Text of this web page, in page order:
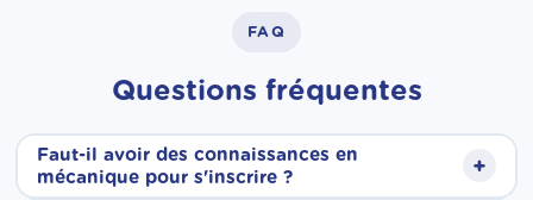
FAQ
Questions fréquentes
Faut-il avoir des connaissances en
mécanique pour s'inscrire ?
+